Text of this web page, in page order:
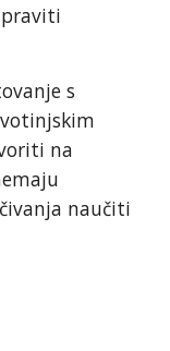
s
na
naučiti